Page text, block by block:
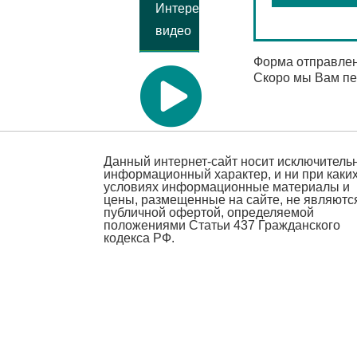
Интересное
видео
Форма
Скоро мы Вам
Данный интернет-сайт носит
информационный характер, и ни при
условиях информационные материалы и
цены, размещенные на сайте, не
публичной офертой, определяемой
положениями Статьи 437 Гражданского
кодекса РФ.